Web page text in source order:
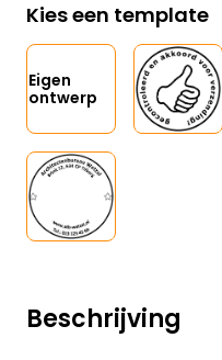
Beschrijving
Kies een template
Eigen
ontwerp